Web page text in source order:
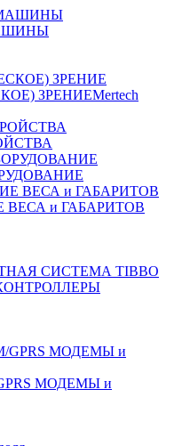
ЗРЕНИЕMertech
и ГАБАРИТОВ
СИСТЕМА TIBBO
МОДЕМЫ и